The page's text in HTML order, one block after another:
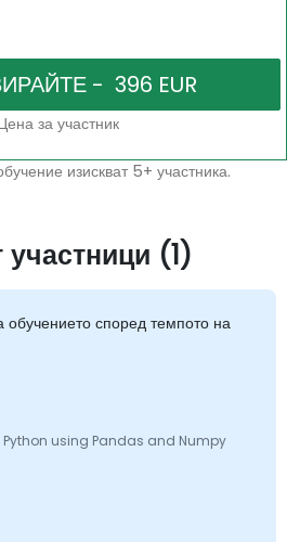
за участник
изискват 5+ участника.
участници (1)
обучението според темпото на
Python using Pandas and Numpy